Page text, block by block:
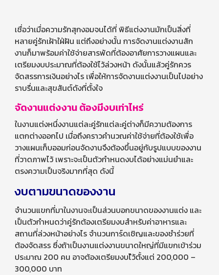
เชื่อว่าเมื่อความรักสุกงอมจนได้ที่ พิธีแต่งงานมักเป็นสิ่งที่
หลายคู่รักเฝ้าใฝ่ฝัน แต่ถึงอย่างนั้น การจัดงานแต่งงานสัก
งานก็มาพร้อมค่าใช้จ่ายสารพัดที่ต้องอาศัยการวางแผนและ
เตรียมงบประมาณที่ต้องใช้ไว้ล่วงหน้า ดังนั้นแล้วคู่รักควร
จัดสรรการเงินอย่างไร เพื่อให้การจัดงานแต่งงานเป็นไปอย่าง
ราบรื่นและสุขสันต์ดังที่ตั้งใจ
จัดงานแต่งงาน ต้องมีงบเท่าไหร่
ในงานแต่งหนึ่งงานแต่ละคู่รักแต่ละคู่ต่างก็มีความต้องการ
แตกต่างออกไป เมื่อถึงคราวคำนวณค่าใช้จ่ายที่ต้องใช้เพื่อ
วางแผนเก็บออมก่อนจัดงานจึงต้องขึ้นอยู่กับรูปแบบของงาน
ที่วาดภาพไว้ เพราะจะเป็นตัวกำหนดงบได้อย่างแม่นยำและ
ตรงความเป็นจริงมากที่สุด ดังนี้
งบตามขนาดของงาน
จำนวนแขกที่มาในงานจะเป็นส่วนบอกขนาดของงานแต่ง และ
เป็นตัวกำหนดว่าคู่รักต้องเตรียมงบสำหรับค่าอาหารและ
สถานที่ล่วงหน้าอย่างไร จำนวนการ์ดเชิญและของชำร่วยที่
ต้องจัดสรร ซึ่งถ้าเป็นงานแต่งงานขนาดใหญ่ที่มีแขกเข้าร่วม
ประมาณ 200 คน อาจต้องเตรียมงบไ้ว้ตั้งแต่ 200,000 –
300,000 บาท